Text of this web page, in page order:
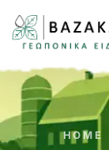
HOME